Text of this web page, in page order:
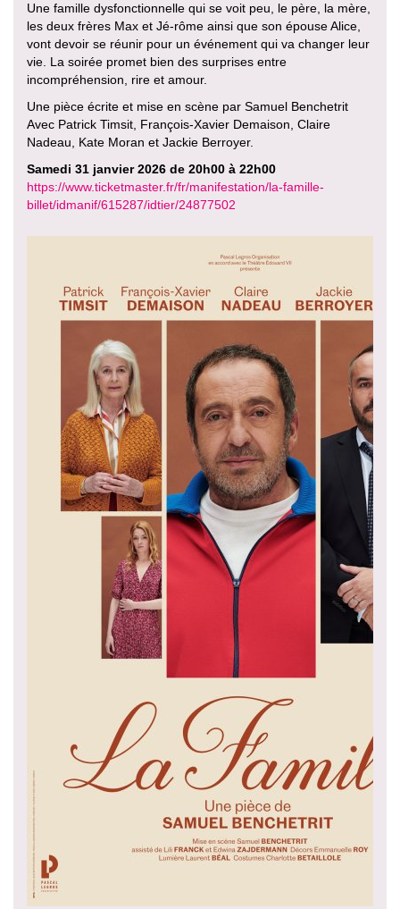
Une famille dysfonctionnelle qui se voit peu, le père, la mère,
les deux frères Max et Jé-rôme ainsi que son épouse Alice,
vont devoir se réunir pour un événement qui va changer leur
vie. La soirée promet bien des surprises entre
incompréhension, rire et amour.
Une pièce écrite et mise en scène par Samuel Benchetrit
Avec Patrick Timsit, François-Xavier Demaison, Claire
Nadeau, Kate Moran et Jackie Berroyer.
Samedi 31 janvier 2026 de 20h00 à 22h00
https://www.ticketmaster.fr/fr/manifestation/la-famille-
billet/idmanif/615287/idtier/24877502